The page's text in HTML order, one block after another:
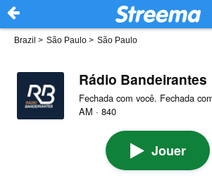
Brazil > São Paulo > São Paulo
Rádio Bandeirantes
Fechada com você. Fechada
AM · 840
Jouer